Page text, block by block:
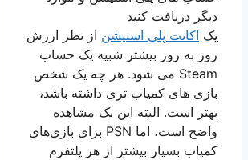
دیگر دریافت کنید
یکاکانت پلی استیشناز نظر ارزش
روز به روز بیشتر شبیه یک حساب
Steam می شود. هر چه یک شخص
بازی های کمیاب تری داشته باشد،
بهتر است. البته این یک مشاهده
واضح است، اما PSN برای بازی‌های
کمیاب بسیار بیشتر از هر پلتفرم